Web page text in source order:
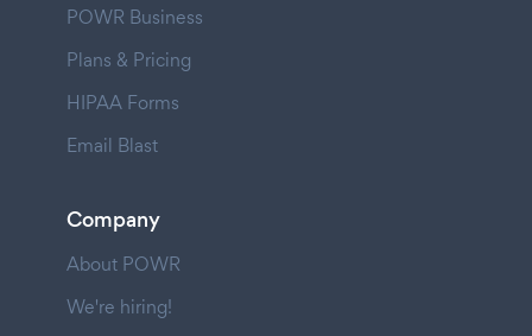
POWR Business
Plans & Pricing
HIPAA Forms
Email Blast
Company
About POWR
We're hiring!